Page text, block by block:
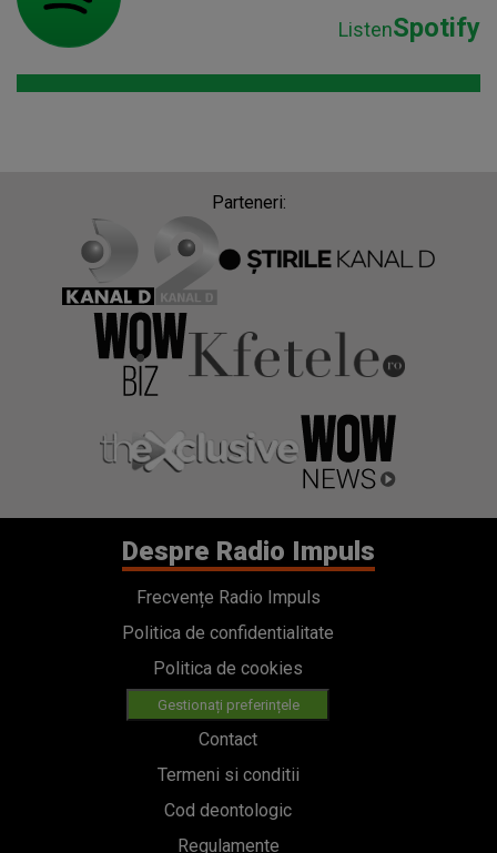
ListenSpotify
Parteneri:
Despre Radio Impuls
Frecvențe Radio Impuls
Politica de confidentialitate
Politica de cookies
Gestionați preferințele
Contact
Termeni si conditii
Cod deontologic
Regulamente